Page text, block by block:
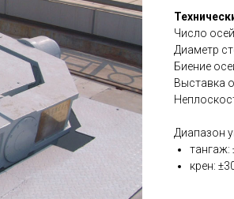
Число
Диаметр
Биение
Выставка
Диапазон
тангаж:
крен: